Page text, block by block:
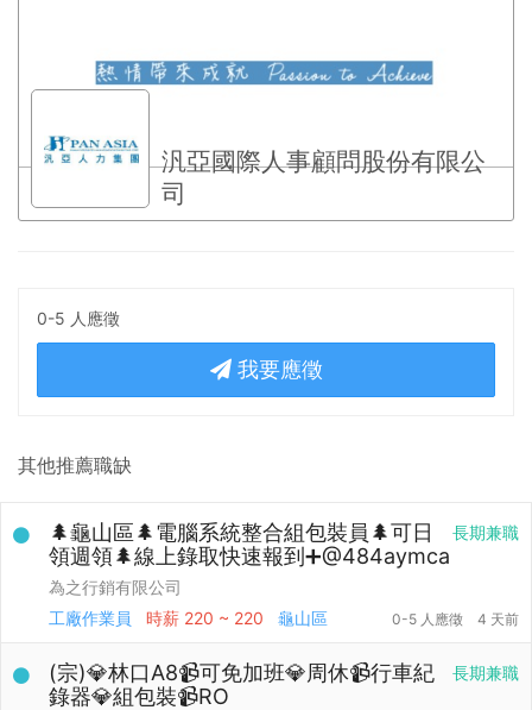
汎亞國際人事顧問股份有限公
司
0-5 人應徵
我要應徵
其他推薦職缺
長期兼職
🌲龜山區🌲電腦系統整合組包裝員🌲可日
領週領🌲線上錄取快速報到➕@484aymca
為之行銷有限公司
工廠作業員
時薪 220 ~ 220 龜山區 0-5 人應徵 4 天前
長期兼職
(宗)💎林口A8📹可免加班💎周休📹行車紀
錄器💎組包裝📹RO